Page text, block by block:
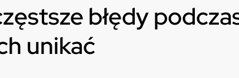
błędy
unikać